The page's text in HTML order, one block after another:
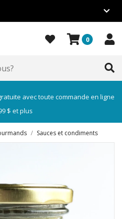
0
avec toute commande en ligne
$ et plus
/ Sauces et condiments